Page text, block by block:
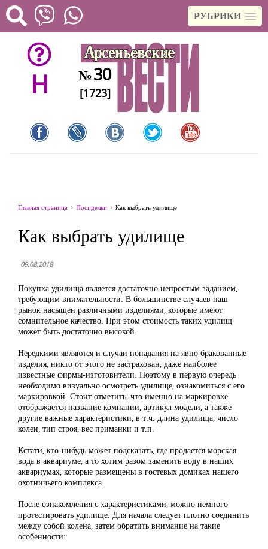
РУБРИКИ
H №30
[1723]
Главная страница Посиделки Как выбрать удилище
Как выбрать удилище
09.08.2018
Покупка удилища является достаточно непростым заданием,
требующим внимательности. В большинстве случаев наш
рынок насыщен различными изделиями, которые имеют
сомнительное качество. При этом стоимость таких удилищ
может быть достаточно высокой.
Нередкими являются и случаи попадания на явно бракованные
изделия, никто от этого не застрахован, даже наиболее
известные фирмы-изготовители. Поэтому в первую очередь
необходимо визуально осмотреть удилище, ознакомиться с его
маркировкой. Стоит отметить, что именно на маркировке
отображается название компании, артикул модели, а также
другие важные характеристики, в т.ч. длина удилища, число
колен, тип строя, вес приманки и т.п.
Кстати, кто-нибудь может подсказать, где продается морская
вода в аквариуме, а то хотим разом заменить воду в наших
аквариумах, которые размещены в гостевых домиках нашего
охотничьего комплекса.
После ознакомления с характеристиками, можно немного
протестировать удилище. Для начала следует плотно соединить
между собой колена, затем обратить внимание на такие
особенности: